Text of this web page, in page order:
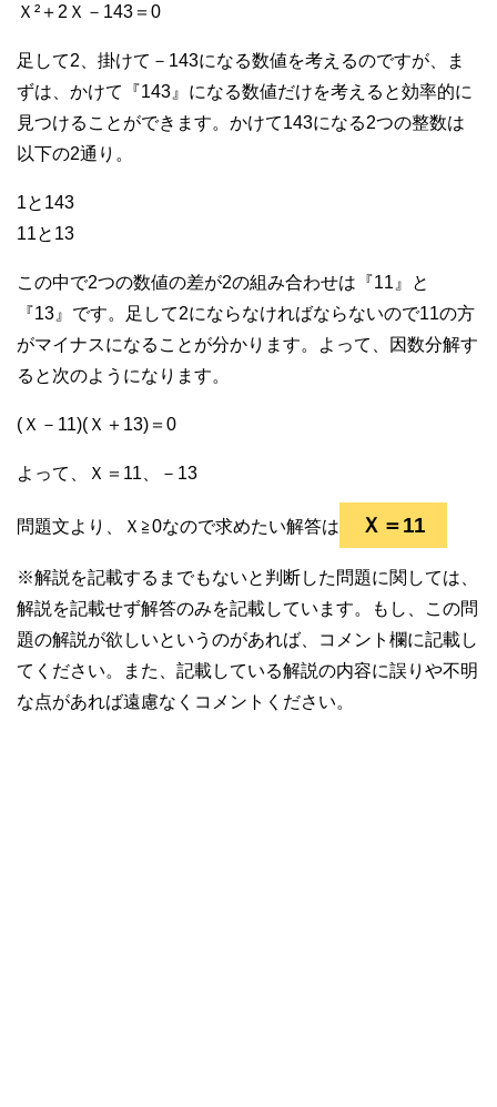
Ｘ²＋2Ｘ－143＝0
足して2、掛けて－143になる数値を考えるのですが、ま
ずは、かけて『143』になる数値だけを考えると効率的に
見つけることができます。かけて143になる2つの整数は
以下の2通り。
1と143
11と13
この中で2つの数値の差が2の組み合わせは『11』と
『13』です。足して2にならなければならないので11の方
がマイナスになることが分かります。よって、因数分解す
ると次のようになります。
(Ｘ－11)(Ｘ＋13)＝0
よって、Ｘ＝11、－13
問題文より、Ｘ≧0なので求めたい解答は Ｘ＝11
※解説を記載するまでもないと判断した問題に関しては、
解説を記載せず解答のみを記載しています。もし、この問
題の解説が欲しいというのがあれば、コメント欄に記載し
てください。また、記載している解説の内容に誤りや不明
な点があれば遠慮なくコメントください。